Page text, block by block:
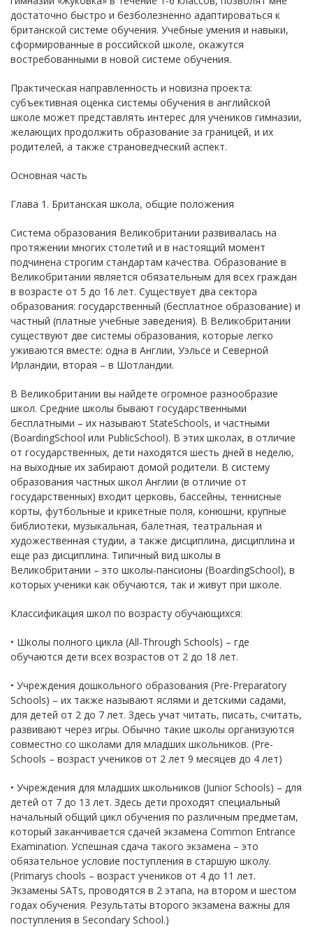
достаточно быстро и безболезненно адаптироваться к
британской системе обучения. Учебные умения и навыки,
сформированные в российской школе, окажутся
востребованными в новой системе обучения.
Практическая направленность и новизна проекта:
субъективная оценка системы обучения в английской
школе может представлять интерес для учеников гимназии,
желающих продолжить образование за границей, и их
родителей, а также страноведческий аспект.
Основная часть
Глава 1. Британская школа, общие положения
Система образования Великобритании развивалась на
протяжении многих столетий и в настоящий момент
подчинена строгим стандартам качества. Образование в
Великобритании является обязательным для всех граждан
в возрасте от 5 до 16 лет. Существует два сектора
образования: государственный (бесплатное образование) и
частный (платные учебные заведения). В Великобритании
существуют две системы образования, которые легко
уживаются вместе: одна в Англии, Уэльсе и Северной
Ирландии, вторая – в Шотландии.
В Великобритании вы найдете огромное разнообразие
школ. Средние школы бывают государственными
бесплатными – их называют StateSchools, и частными
(BoardingSchool или PublicSchool). В этих школах, в отличие
от государственных, дети находятся шесть дней в неделю,
на выходные их забирают домой родители. В систему
образования частных школ Англии (в отличие от
государственных) входит церковь, бассейны, теннисные
корты, футбольные и крикетные поля, конюшни, крупные
библиотеки, музыкальная, балетная, театральная и
художественная студии, а также дисциплина, дисциплина и
еще раз дисциплина. Типичный вид школы в
Великобритании – это школы-пансионы (BoardingSchool), в
которых ученики как обучаются, так и живут при школе.
Классификация школ по возрасту обучающихся:
• Школы полного цикла (All-Through Schools) – где
обучаются дети всех возрастов от 2 до 18 лет.
• Учреждения дошкольного образования (Pre-Preparatory
Schools) – их также называют яслями и детскими садами,
для детей от 2 до 7 лет. Здесь учат читать, писать, считать,
развивают через игры. Обычно такие школы организуются
совместно со школами для младших школьников. (Pre-
Schools – возраст учеников от 2 лет 9 месяцев до 4 лет)
• Учреждения для младших школьников (Junior Schools) – для
детей от 7 до 13 лет. Здесь дети проходят специальный
начальный общий цикл обучения по различным предметам,
который заканчивается сдачей экзамена Common Entrance
Examination. Успешная сдача такого экзамена – это
обязательное условие поступления в старшую школу.
(Primarys chools – возраст учеников от 4 до 11 лет.
Экзамены SATs, проводятся в 2 этапа, на втором и шестом
годах обучения. Результаты второго экзамена важны для
поступления в Secondary School.)